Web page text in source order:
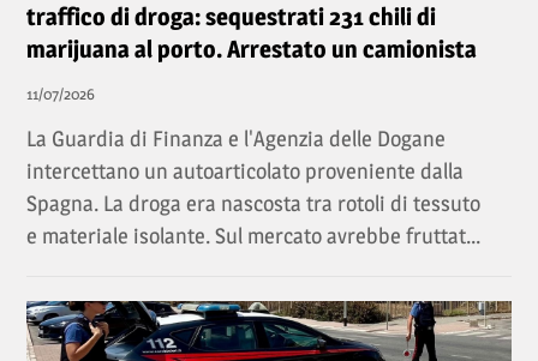
traffico di droga: sequestrati 231 chili di
marijuana al porto. Arrestato un camionista
11/07/2026
La Guardia di Finanza e l'Agenzia delle Dogane
intercettano un autoarticolato proveniente dalla
Spagna. La droga era nascosta tra rotoli di tessuto
e materiale isolante. Sul mercato avrebbe fruttat...